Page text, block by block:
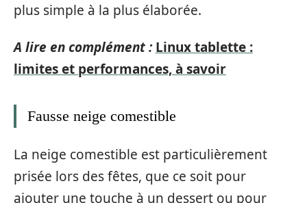
plus simple à la plus élaborée.
A lire en complément : Linux tablette :
limites et performances, à savoir
Fausse neige comestible
La neige comestible est particulièrement
prisée lors des fêtes, que ce soit pour
ajouter une touche à un dessert ou pour